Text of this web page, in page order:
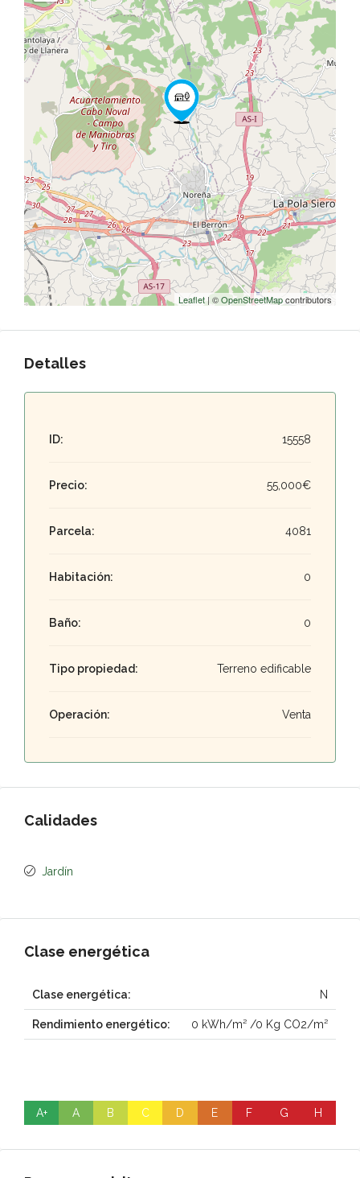
Leaflet | ©OpenStreetMapcontributors
Detalles
ID: 15558
Precio: 55,000€
Parcela: 4081
Habitación: 0
Baño: 0
Tipo propiedad: Terreno edificable
Operación: Venta
Calidades
Jardín
Clase energética
Clase energética: N
Rendimiento energético: 0 kWh/m² /0 Kg CO2/m²
A+ A B C D E F G H